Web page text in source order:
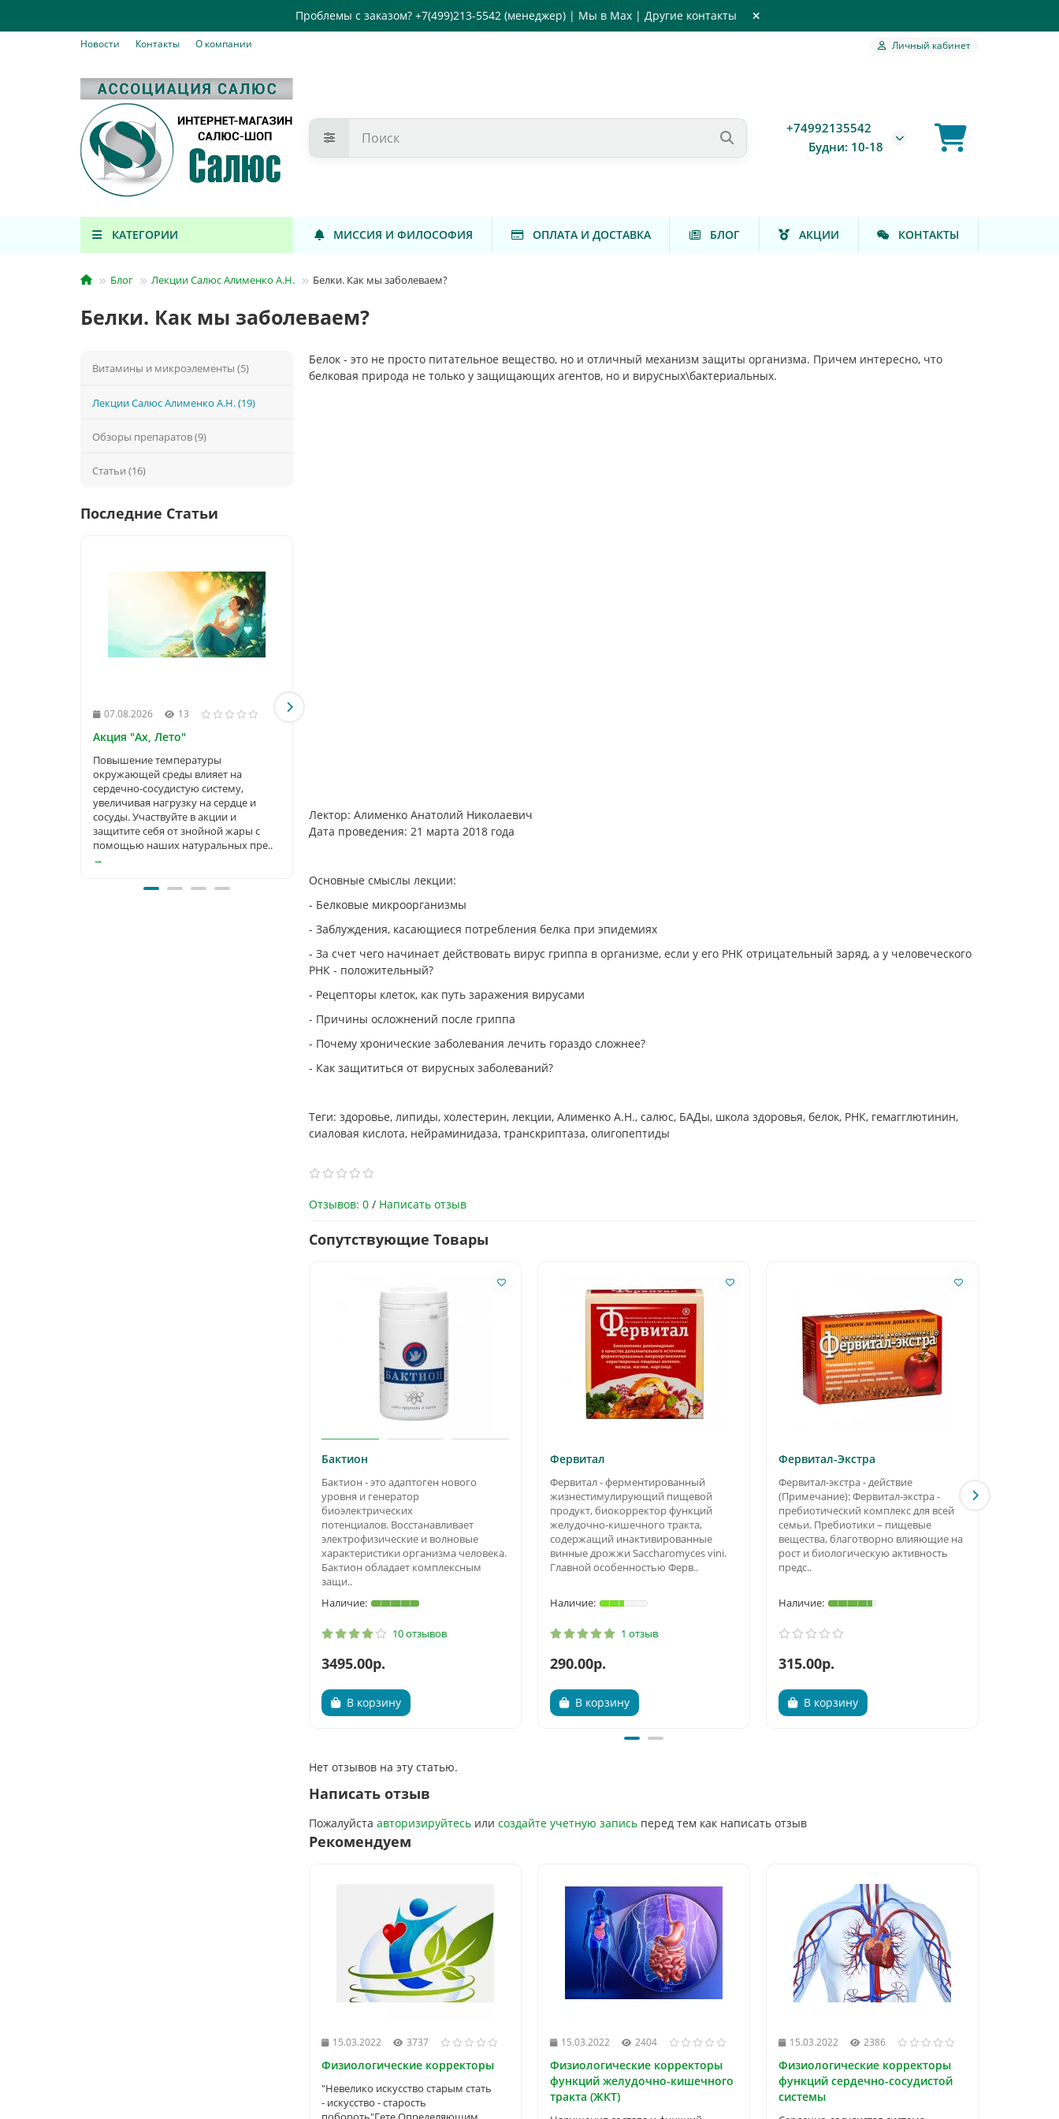
Проблемы с заказом? +7(499)213-5542(менеджер) | Мы в Max| Другие контакты
Новости Контакты О компании Личный кабинет
+74992135542
Будни: 10-18
КАТЕГОРИИ МИССИЯ И ФИЛОСОФИЯ ОПЛАТА И ДОСТАВКА БЛОГ АКЦИИ КОНТАКТЫ
Блог Лекции Салюс Алименко А.Н. Белки. Как мы заболеваем?
Белки. Как мы заболеваем?
Витамины и микроэлементы (5)
Лекции Салюс Алименко А.Н. (19)
Обзоры препаратов (9)
Статьи (16)
Последние Статьи
07.08.2026 13
Акция "Ах, Лето"
Повышение температуры
окружающей среды влияет на
сердечно-сосудистую систему,
увеличивая нагрузку на сердце и
сосуды. Участвуйте в акции и
защитите себя от знойной жары с
помощью наших натуральных пре..
→
Белок - это не просто питательное вещество, но и отличный механизм защиты организма. Причем интересно, что
белковая природа не только у защищающих агентов, но и вирусных\бактериальных.
Лектор: Алименко Анатолий Николаевич
Дата проведения: 21 марта 2018 года
Основные смыслы лекции:
- Белковые микроорганизмы
- Заблуждения, касающиеся потребления белка при эпидемиях
- За счет чего начинает действовать вирус гриппа в организме, если у его РНК отрицательный заряд, а у человеческого
РНК - положительный?
- Рецепторы клеток, как путь заражения вирусами
- Причины осложнений после гриппа
- Почему хронические заболевания лечить гораздо сложнее?
- Как защититься от вирусных заболеваний?
Теги: здоровье, липиды, холестерин, лекции, Алименко А.Н., салюс, БАДы, школа здоровья, белок, РНК, гемагглютинин,
сиаловая кислота, нейраминидаза, транскриптаза, олигопептиды
Отзывов: 0 / Написать отзыв
Сопутствующие Товары
Бактион
Бактион - это адаптоген нового
уровня и генератор
биоэлектрических
потенциалов. Восстанавливает
электрофизические и волновые
характеристики организма человека.
Бактион обладает комплексным
защи..
10 отзывов
3495.00р.
В корзину
Фервитал
Фервитал - ферментированный
жизнестимулирующий пищевой
продукт, биокорректор функций
желудочно-кишечного тракта,
содержащий инактивированные
винные дрожжи Saccharomyces vini.
Главной особенностью Ферв..
1 отзыв
290.00р.
В корзину
Фервитал-Экстра
Фервитал-экстра - действие
(Примечание): Фервитал-экстра -
пребиотический комплекс для всей
семьи. Пребиотики – пищевые
вещества, благотворно влияющие на
рост и биологическую активность
предс..
315.00р.
В корзину
Нет отзывов на эту статью.
Написать отзыв
Пожалуйста авторизируйтесь или создайте учетную запись перед тем как написать отзыв
Рекомендуем
15.03.2022 3737
Физиологические корректоры
"Невелико искусство старым стать
- искусство - старость
15.03.2022 2404
Физиологические корректоры
функций желудочно-кишечного
тракта (ЖКТ)
15.03.2022 2386
Физиологические корректоры
функций сердечно-сосудистой
системы